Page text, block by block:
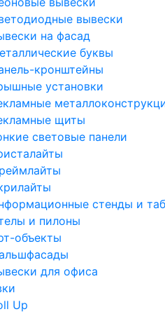
вывески
на фасад
буквы
кронштейны
установки
щиты
световые панели
стенды и
и пилоны
объекты
для офиса
Up